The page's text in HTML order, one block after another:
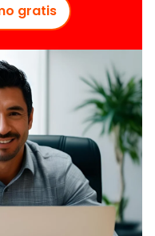
gratis